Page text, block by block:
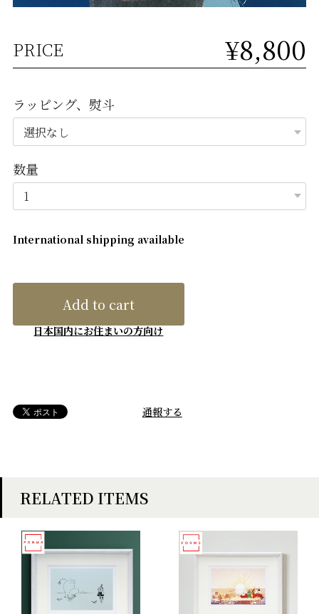
PRICE ¥8,800
ラッピング、熨斗
数量
International shipping available
Add to cart
日本国内にお住まいの方向け
通報する
RELATED ITEMS